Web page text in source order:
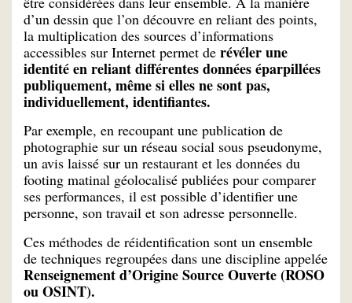
d’un dessin que l’on découvre en reliant des points,
la multiplication des sources d’informations
accessibles sur Internet permet de révéler une
identité en reliant différentes données éparpillées
publiquement, même si elles ne sont pas,
individuellement, identifiantes.
Par exemple, en recoupant une publication de
photographie sur un réseau social sous pseudonyme,
un avis laissé sur un restaurant et les données du
footing matinal géolocalisé publiées pour comparer
ses performances, il est possible d’identifier une
personne, son travail et son adresse personnelle.
Ces méthodes de réidentification sont un ensemble
de techniques regroupées dans une discipline appelée
Renseignement d’Origine Source Ouverte (ROSO
ou OSINT).